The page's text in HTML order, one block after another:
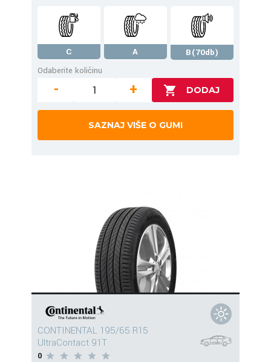
C A
B(70db)
Odaberite količinu
- +
SAZNAJ VIŠE O GUMI
CONTINENTAL 195/65 R15
UltraContact 91T
0